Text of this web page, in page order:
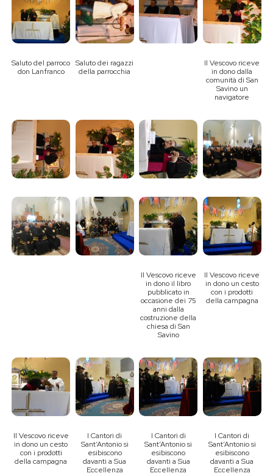
Saluto del parroco
don Lanfranco
Saluto dei ragazzi
della parrocchia
Il Vescovo riceve
in dono dalla
comunità di San
Savino un
navigatore
Il Vescovo riceve
in dono il libro
pubblicato in
occasione dei 75
anni dalla
costruzione della
chiesa di San
Savino
Il Vescovo riceve
in dono un cesto
con i prodotti
della campagna
Il Vescovo riceve
in dono un cesto
con i prodotti
della campagna
I Cantori di
Sant’Antonio si
esibiscono
davanti a Sua
Eccellenza
I Cantori di
Sant’Antonio si
esibiscono
davanti a Sua
Eccellenza
I Cantori di
Sant’Antonio si
esibiscono
davanti a Sua
Eccellenza